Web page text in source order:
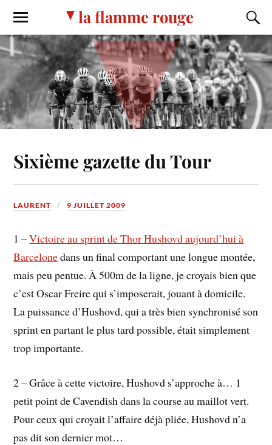
la flamme rouge
Sixième gazette du Tour
LAURENT 9 JUILLET 2009
1 –Victoire au sprint de Thor Hushovd aujourd’hui à
Barcelonedans un final comportant une longue montée,
mais peu pentue. À 500m de la ligne, je croyais bien que
c’est Oscar Freire qui s’imposerait, jouant à domicile.
La puissance d’Hushovd, qui a très bien synchronisé son
sprint en partant le plus tard possible, était simplement
trop importante.
2 – Grâce à cette victoire, Hushovd s’approche à… 1
petit point de Cavendish dans la course au maillot vert.
Pour ceux qui croyait l’affaire déjà pliée, Hushovd n’a
pas dit son dernier mot…